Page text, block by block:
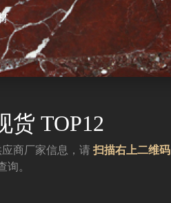
货 TOP12
商厂家信息，请 扫描右上二维码
询。